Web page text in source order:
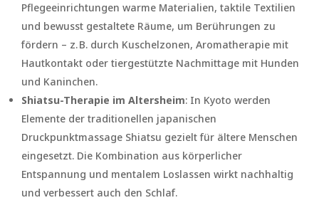
Pflegeeinrichtungen warme Materialien, taktile Textilien
und bewusst gestaltete Räume, um Berührungen zu
fördern – z. B. durch Kuschelzonen, Aromatherapie mit
Hautkontakt oder tiergestützte Nachmittage mit Hunden
und Kaninchen.
Shiatsu-Therapie im Altersheim: In Kyoto werden
Elemente der traditionellen japanischen
Druckpunktmassage Shiatsu gezielt für ältere Menschen
eingesetzt. Die Kombination aus körperlicher
Entspannung und mentalem Loslassen wirkt nachhaltig
und verbessert auch den Schlaf.